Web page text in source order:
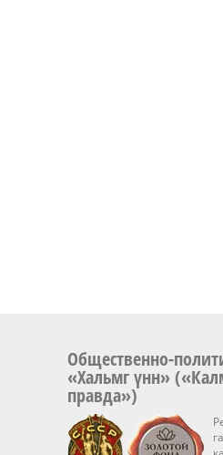
Общественно-
«Хальмг үнн»
правда»)